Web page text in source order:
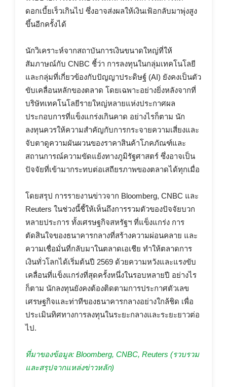
ดอกเบี้ยเร็วเกินไป ซึ่งอาจส่งผลให้เงินเฟ้อกลับมาพุ่งสูง
ขึ้นอีกครั้งได้
นักวิเคราะห์จากสถาบันการเงินขนาดใหญ่ที่ให้
สัมภาษณ์กับ CNBC ชี้ว่า การลงทุนในกลุ่มเทคโนโลยี
และกลุ่มที่เกี่ยวข้องกับปัญญาประดิษฐ์ (AI) ยังคงเป็นตัว
ขับเคลื่อนหลักของตลาด โดยเฉพาะอย่างยิ่งหลังจากที่
บริษัทเทคโนโลยีรายใหญ่หลายแห่งประกาศผล
ประกอบการที่แข็งแกร่งเกินคาด อย่างไรก็ตาม นัก
ลงทุนควรให้ความสำคัญกับการกระจายความเสี่ยงและ
จับตาดูความผันผวนของราคาสินค้าโภคภัณฑ์และ
สถานการณ์ความขัดแย้งทางภูมิรัฐศาสตร์ ซึ่งอาจเป็น
ปัจจัยที่เข้ามากระทบต่อเสถียรภาพของตลาดได้ทุกเมื่อ
โดยสรุป การรายงานข่าวจาก Bloomberg, CNBC และ
Reuters ในช่วงนี้ชี้ให้เห็นถึงการรวมตัวของปัจจัยบวก
หลายประการ ทั้งเศรษฐกิจสหรัฐฯ ที่แข็งแกร่ง การ
ตัดสินใจของธนาคารกลางที่สร้างความผ่อนคลาย และ
ความเชื่อมั่นที่กลับมาในตลาดเอเชีย ทำให้ตลาดการ
เงินทั่วโลกได้เริ่มต้นปี 2569 ด้วยความหวังและแรงขับ
เคลื่อนที่แข็งแกร่งที่สุดครั้งหนึ่งในรอบหลายปี อย่างไร
ก็ตาม นักลงทุนยังคงต้องติดตามการประกาศตัวเลข
เศรษฐกิจและท่าทีของธนาคารกลางอย่างใกล้ชิด เพื่อ
ประเมินทิศทางการลงทุนในระยะกลางและระยะยาวต่อ
ไป.
ที่มาของข้อมูล: Bloomberg, CNBC, Reuters (รวบรวม
และสรุปจากแหล่งข่าวหลัก)